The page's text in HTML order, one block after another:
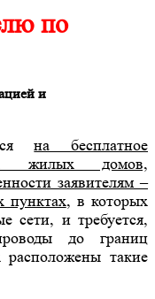
по
и
на бесплатное
жилых домов,
заявителям –
пунктах, в которых
сети, и требуется,
до границ
расположены такие